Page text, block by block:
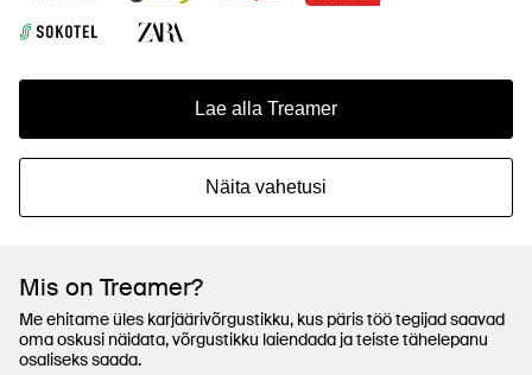
Lae alla Treamer
Näita vahetusi
Mis on Treamer?
Me ehitame üles karjäärivõrgustikku, kus päris töö tegijad saavad
oma oskusi näidata, võrgustikku laiendada ja teiste tähelepanu
osaliseks saada.